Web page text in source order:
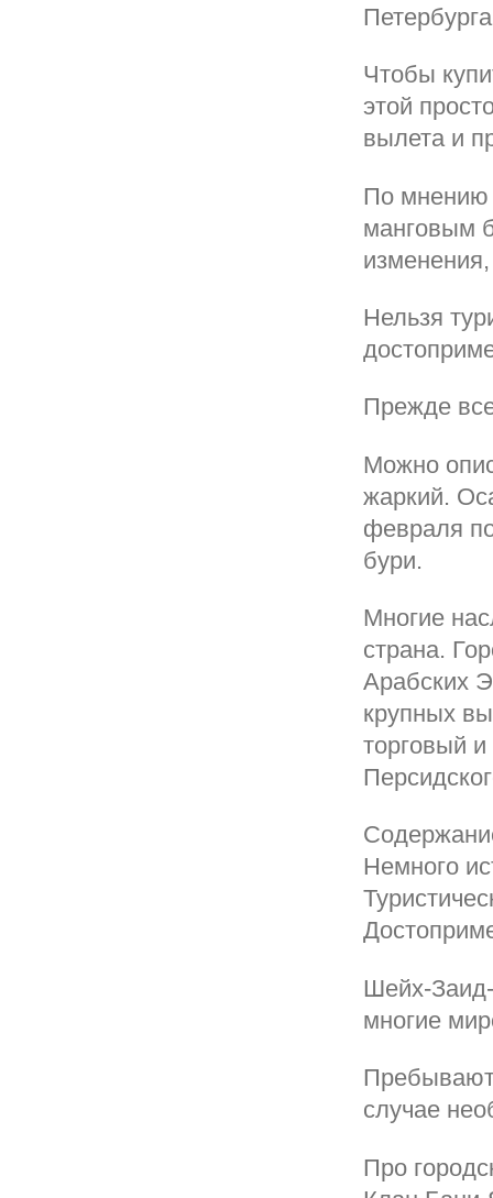
Чтобы
этой
вылета и
По мнению
манговым
Нельзя
Прежде
Можно
жаркий.
февраля
бури.
Многие
страна.
Арабских
крупных
торговый
Немного
Шейх-
многие
случае
Про